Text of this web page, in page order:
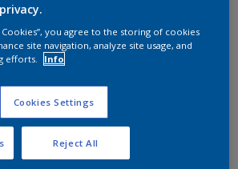
ir dažai kartu
Cookies”, you agree to the storing of cookies
site navigation, analyze site usage, and
efforts.
Info
Cookies Settings
Reject All